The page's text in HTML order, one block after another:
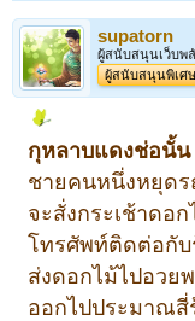
supatorn
ผู้สนับสนุนเว็บพ
ผู้สนับสนุนพิเศษ
กุหลาบแดงช่อนั้น
ชายคนหนึ่งหยุดร
จะสั่งกระเช้าดอ
โทรศัพท์ติดต่อกับ
ส่งดอกไม้ไปอวย
ออกไปประมาณสี่